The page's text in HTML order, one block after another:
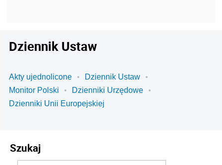
Dziennik Ustaw
Akty ujednolicone
Dziennik Ustaw
Monitor Polski
Dzienniki Urzędowe
Dzienniki Unii Europejskiej
Szukaj